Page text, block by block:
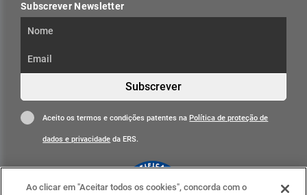
Subscrever Newsletter
Subscrever
Aceito os termos e condições patentes naPolítica de proteção de
dados e privacidade da ERS.
Ao clicar em "Aceitar todos os cookies", concorda com o